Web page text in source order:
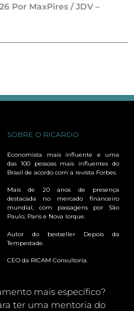
Por MaxPires / JDV –
SOBRE O RICARDO
Economista mais influente e uma
das 100 pessoas mais influentes do
Brasil de acordo com a revista Forbes.
Mais de 20 anos de presença
destacada no mercado financeiro
mundial, com passagens por São
Paulo, Paris e Nova Iorque.
Autor do bestseller Depois da
Tempestade.
CEO da RICAM Consultoria.
mais específico?
ter uma mentoria do